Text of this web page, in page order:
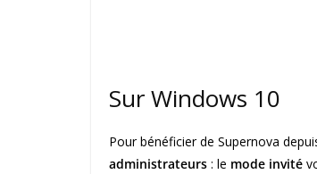
Sur Windows 10
Pour bénéficier de Supernova
administrateurs : le mode invité